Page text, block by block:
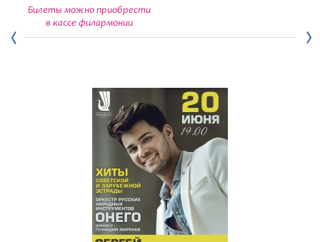
Билеты можно приобрести
в кассе филармонии